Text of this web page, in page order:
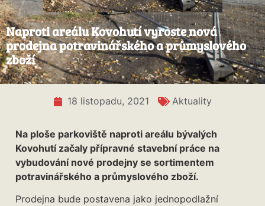
Naproti areálu Kovohutí vyroste nová
prodejna potravinářského a průmyslového
zboží
18 listopadu, 2021 Aktuality
Na ploše parkoviště naproti areálu bývalých
Kovohutí začaly přípravné stavební práce na
vybudování nové prodejny se sortimentem
potravinářského a průmyslového zboží.
Prodejna bude postavena jako jednopodlažní